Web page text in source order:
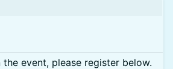
the event, please register below.